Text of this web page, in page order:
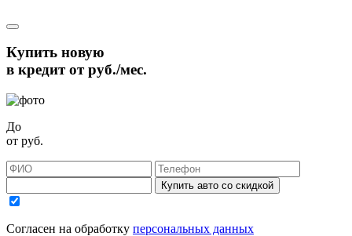
Купить новую
в кредит отруб./мес.
До
от руб.
Купить авто со скидкой
Согласен на обработку персональных данных